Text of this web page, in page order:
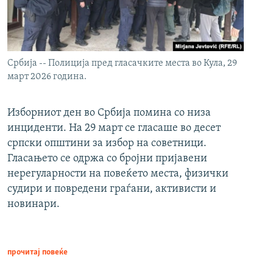
Србија -- Полиција пред гласачките места во Кула, 29
март 2026 година.
Изборниот ден во Србија помина со низа
инциденти. На 29 март се гласаше во десет
српски општини за избор на советници.
Гласањето се одржа со бројни пријавени
нерегуларности на повеќето места, физички
судири и повредени граѓани, активисти и
новинари.
прочитај повеќе